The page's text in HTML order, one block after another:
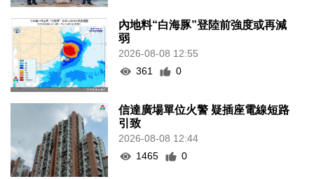
內地料“白海豚”登陸前強度或再減
弱
2026-08-08 12:55
361
0
信達廣場單位火警 疑插座電線短路
引致
2026-08-08 12:44
1465
0